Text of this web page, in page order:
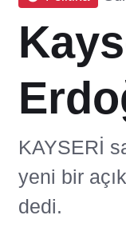
KAYSERİ
yeni bir
dedi.